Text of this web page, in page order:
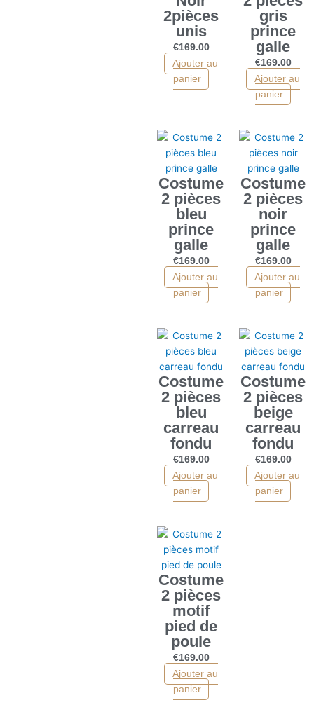
2pièces
unis
€169.00
Ajouter au
panier
gris
prince
galle
€169.00
Ajouter au
panier
Costume
2 pièces
bleu
prince
galle
€169.00
Ajouter au
panier
Costume
2 pièces
noir
prince
galle
€169.00
Ajouter au
panier
Costume
2 pièces
bleu
carreau
fondu
€169.00
Ajouter au
panier
Costume
2 pièces
beige
carreau
fondu
€169.00
Ajouter au
panier
Costume
2 pièces
motif
pied de
poule
€169.00
Ajouter au
panier